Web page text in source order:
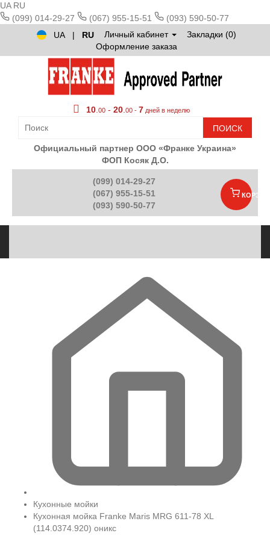
UA RU
(099) 014-29-27
(067) 955-15-51
(093) 590-50-77
UA
| RU Личный кабинет
Закладки (0)
Оформление заказа
10 00 - 20 00 - 7 дней в неделю
ПОИСК
Официальный партнер ООО «Франке Украина»
ФОП Косяк Д.О.
(099) 014-29-27
(067) 955-15-51
(093) 590-50-77
Кухонные мойки
Кухонная мойка Franke Maris MRG 611-78 XL
(114.0374.920) оникс